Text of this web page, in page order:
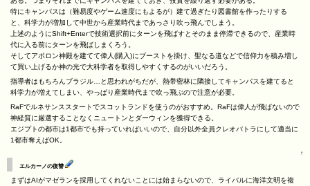
特にキャンパスは（難易度やゲーム速度にもよるが）建て過ぎたり図書館を作ったりする
と、科学力が増加して中世から産業時代まであっさり吹っ飛んでしまう。
上述のようにShift+Enterで技術選択前にターンを飛ばすとそのまま停滞できるので、産業時
代に入る前にターンを飛ばしまくろう。
そしてアポロン神殿を建てて偉人(購入)にブーストを掛け、聖なる道などで信仰力を積み増し
て買い上げるか神の光で大科学者を取得しやすくするのがいいだろう。
指導者はもちろんブラジル…と思われがちだが、熱帯密林に隣接してキャンパスを建てると
科学力が増えてしまい、やっぱり産業時代まで吹っ飛ぶので注意が必要。
RaFでルネサンススタートでスコットランドを使うのがおすすめ。RaFは偉人が飛ばないので
神経質に厳選することなくニュートンとダーウィンを獲得できる。
エジプトの都市は1都市でも持っていればいいので、自分以外全員クレオパトラにして適当に
1都市奪えばOK。
↑
エルカーノの復讐
まずはAIがマゼランを採用してくれないことには始まらないので、ライバルに海洋文明を複